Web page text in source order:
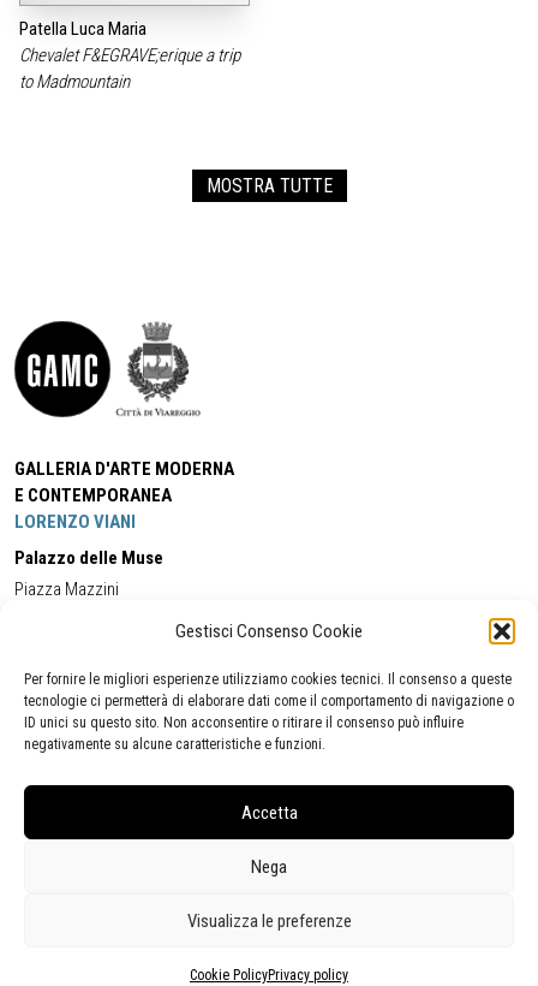
Gestisci Consenso Cookie
Per fornire le migliori esperienze utilizziamo cookies tecnici. Il consenso a queste
tecnologie ci permetterà di elaborare dati come il comportamento di navigazione o
ID unici su questo sito. Non acconsentire o ritirare il consenso può influire
negativamente su alcune caratteristiche e funzioni.
Accetta
Nega
Visualizza le preferenze
Cookie PolicyPrivacy policy
Patella Luca Maria
Chevalet F&EGRAVE;erique a trip
to Madmountain
MOSTRA TUTTE
GALLERIA D'ARTE MODERNA
E CONTEMPORANEA
LORENZO VIANI
Palazzo delle Muse
Piazza Mazzini
Cell:+39 338 5714978 (orario apertura Galleria)
Tel:
+39 0584 944580
(orario 09.00/13.00)
Email:gamc@comune.viareggio.lu.it
Segnalazione di inaccessibilità